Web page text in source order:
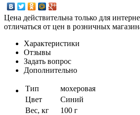
Цена действительна только для
отличаться от цен в розничных
Характеристики
Отзывы
Задать вопрос
Дополнительно
Тип
мохеровая
Цвет
Синий
Вес, кг
100 г